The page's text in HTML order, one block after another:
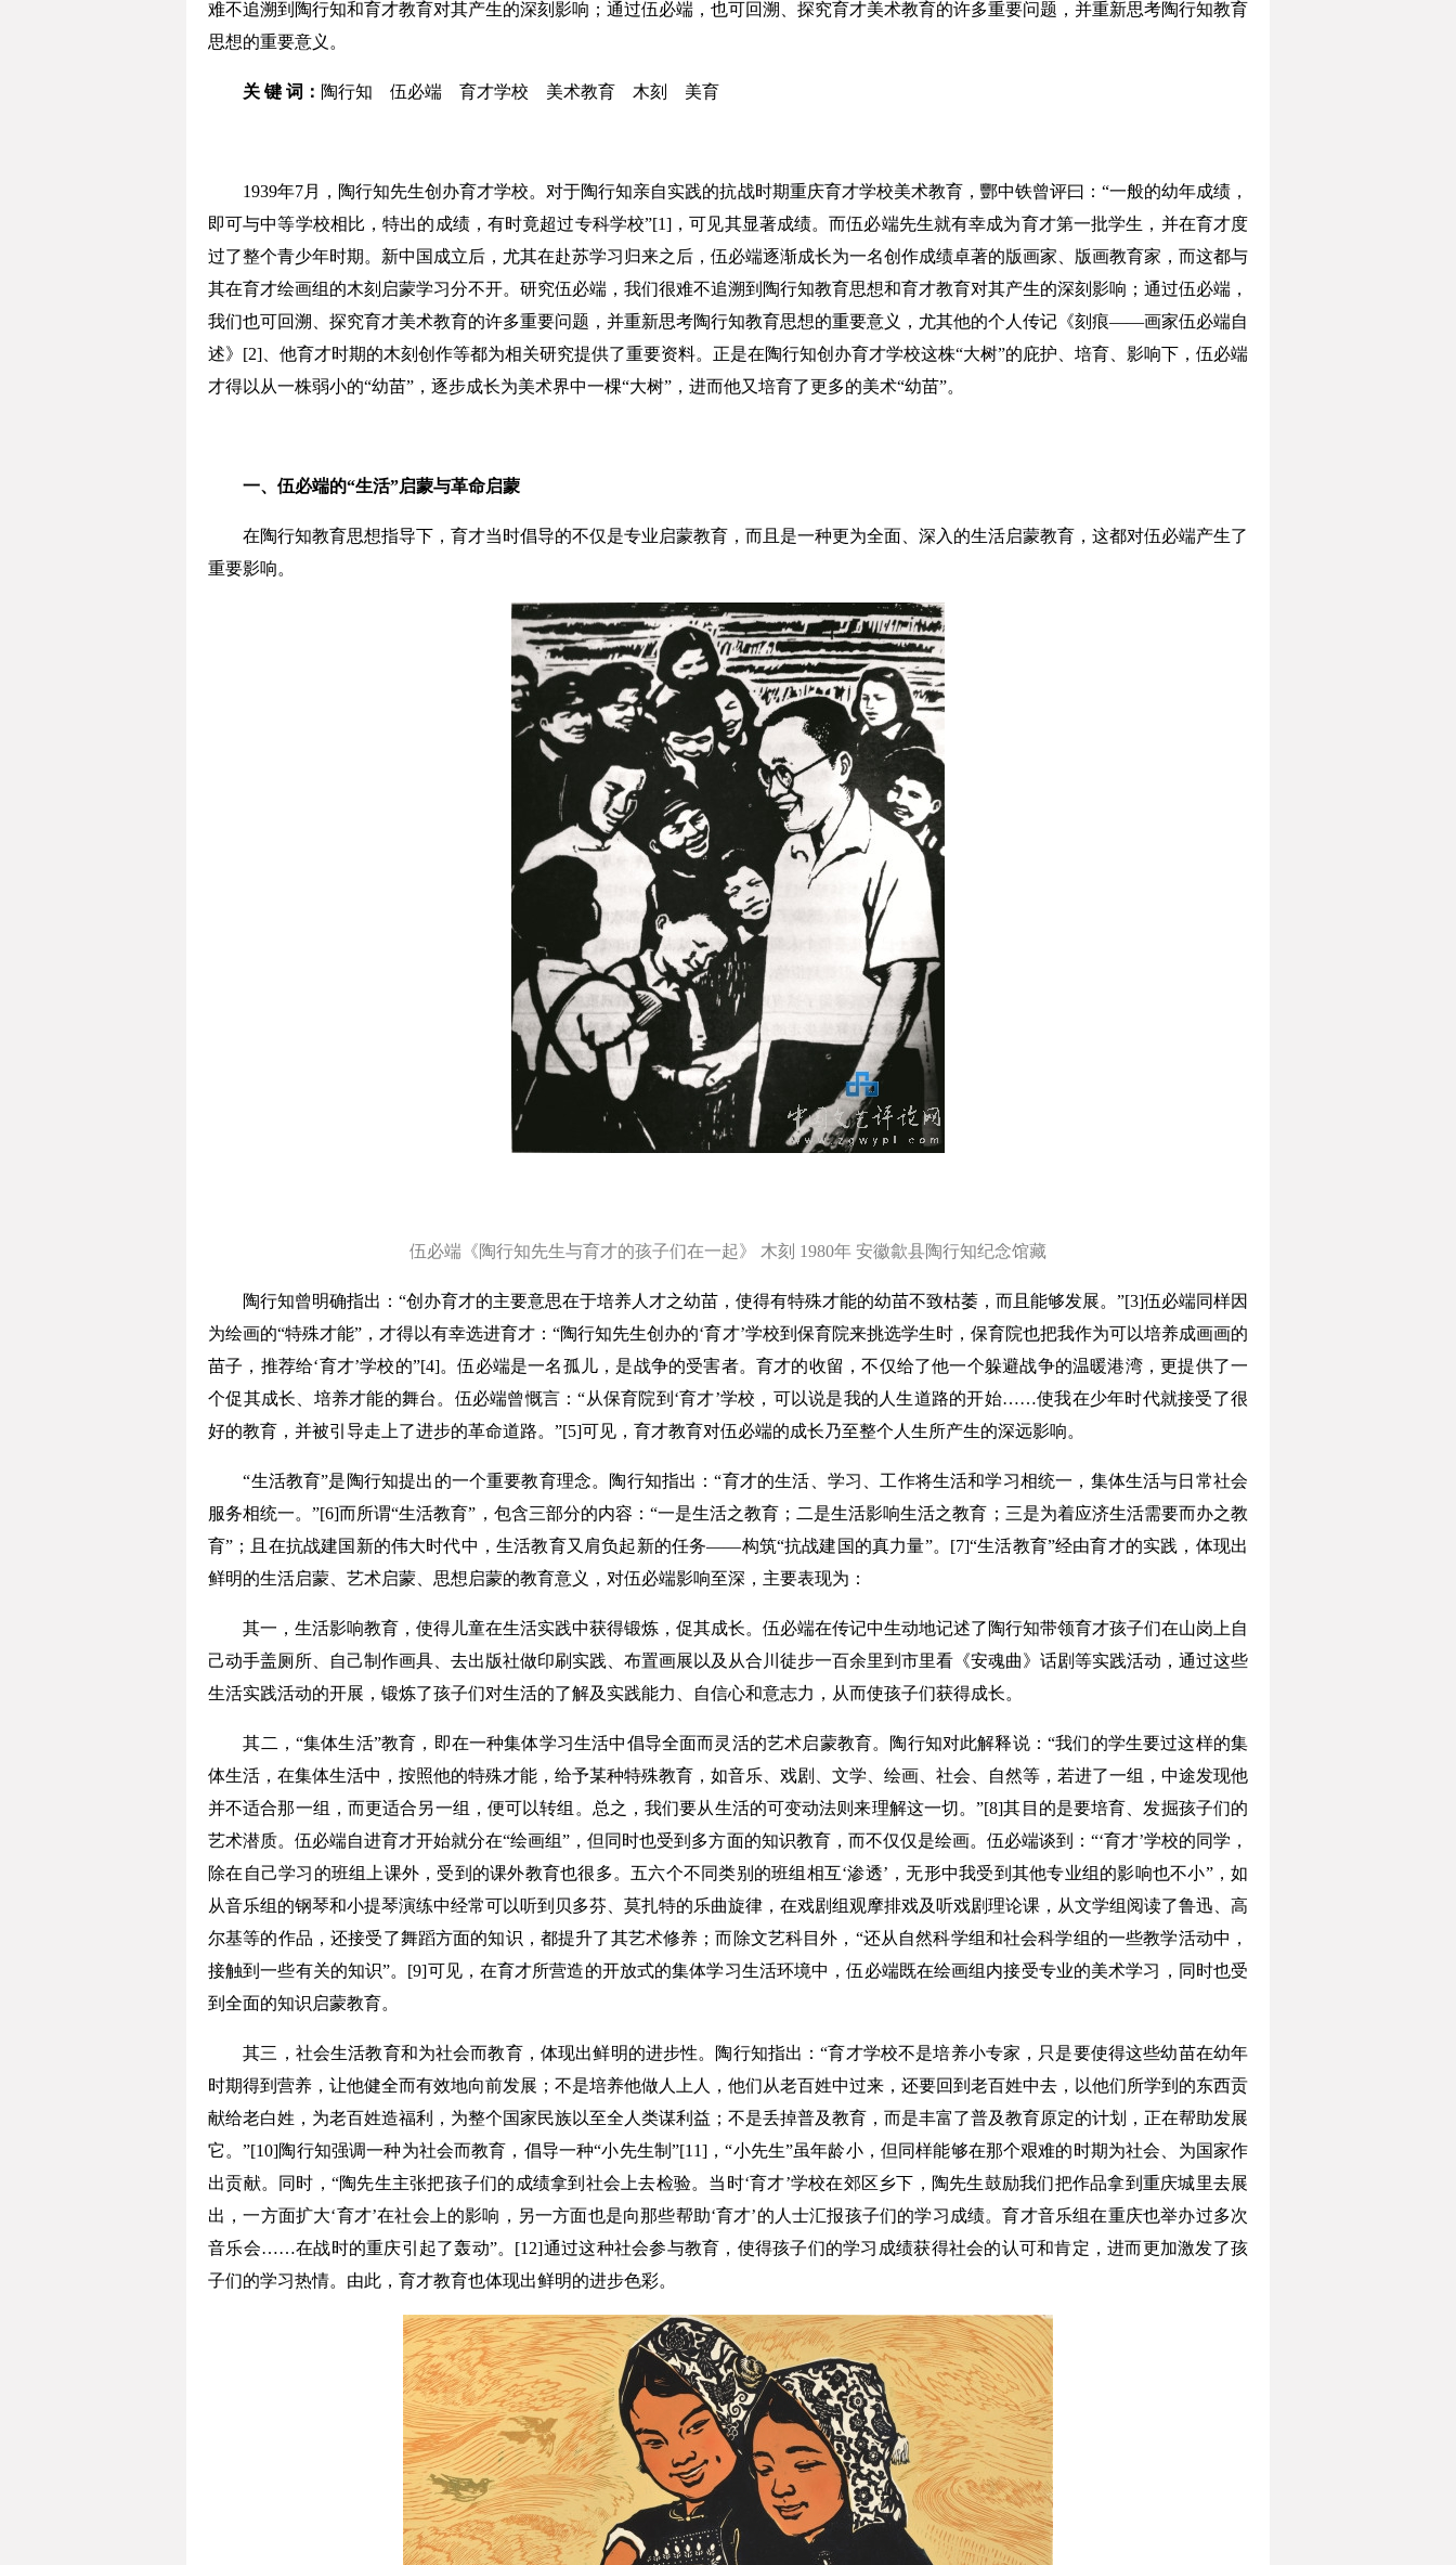
难不追溯到陶行知和育才教育对其产生的深刻影响；通过伍必端，也可回溯、探究育才美术教育的许多重要问题，并重新思考陶行知教育
思想的重要意义。
关 键 词： 陶行知 伍必端 育才学校 美术教育 木刻 美育
1939年7月，陶行知先生创办育才学校。对于陶行知亲自实践的抗战时期重庆育才学校美术教育，酆中铁曾评曰：“一般的幼年成绩，
即可与中等学校相比，特出的成绩，有时竟超过专科学校”[1]，可见其显著成绩。而伍必端先生就有幸成为育才第一批学生，并在育才度
过了整个青少年时期。新中国成立后，尤其在赴苏学习归来之后，伍必端逐渐成长为一名创作成绩卓著的版画家、版画教育家，而这都与
其在育才绘画组的木刻启蒙学习分不开。研究伍必端，我们很难不追溯到陶行知教育思想和育才教育对其产生的深刻影响；通过伍必端，
我们也可回溯、探究育才美术教育的许多重要问题，并重新思考陶行知教育思想的重要意义，尤其他的个人传记《刻痕——画家伍必端自
述》[2]、他育才时期的木刻创作等都为相关研究提供了重要资料。正是在陶行知创办育才学校这株“大树”的庇护、培育、影响下，伍必端
才得以从一株弱小的“幼苗”，逐步成长为美术界中一棵“大树”，进而他又培育了更多的美术“幼苗”。
一、伍必端的“生活”启蒙与革命启蒙
在陶行知教育思想指导下，育才当时倡导的不仅是专业启蒙教育，而且是一种更为全面、深入的生活启蒙教育，这都对伍必端产生了
重要影响。
伍必端《陶行知先生与育才的孩子们在一起》 木刻 1980年 安徽歙县陶行知纪念馆藏
陶行知曾明确指出：“创办育才的主要意思在于培养人才之幼苗，使得有特殊才能的幼苗不致枯萎，而且能够发展。”[3]伍必端同样因
为绘画的“特殊才能”，才得以有幸选进育才：“陶行知先生创办的‘育才’学校到保育院来挑选学生时，保育院也把我作为可以培养成画画的
苗子，推荐给‘育才’学校的”[4]。伍必端是一名孤儿，是战争的受害者。育才的收留，不仅给了他一个躲避战争的温暖港湾，更提供了一
个促其成长、培养才能的舞台。伍必端曾慨言：“从保育院到‘育才’学校，可以说是我的人生道路的开始……使我在少年时代就接受了很
好的教育，并被引导走上了进步的革命道路。”[5]可见，育才教育对伍必端的成长乃至整个人生所产生的深远影响。
“生活教育”是陶行知提出的一个重要教育理念。陶行知指出：“育才的生活、学习、工作将生活和学习相统一，集体生活与日常社会
服务相统一。”[6]而所谓“生活教育”，包含三部分的内容：“一是生活之教育；二是生活影响生活之教育；三是为着应济生活需要而办之教
育”；且在抗战建国新的伟大时代中，生活教育又肩负起新的任务——构筑“抗战建国的真力量”。[7]“生活教育”经由育才的实践，体现出
鲜明的生活启蒙、艺术启蒙、思想启蒙的教育意义，对伍必端影响至深，主要表现为：
其一，生活影响教育，使得儿童在生活实践中获得锻炼，促其成长。伍必端在传记中生动地记述了陶行知带领育才孩子们在山岗上自
己动手盖厕所、自己制作画具、去出版社做印刷实践、布置画展以及从合川徒步一百余里到市里看《安魂曲》话剧等实践活动，通过这些
生活实践活动的开展，锻炼了孩子们对生活的了解及实践能力、自信心和意志力，从而使孩子们获得成长。
其二，“集体生活”教育，即在一种集体学习生活中倡导全面而灵活的艺术启蒙教育。陶行知对此解释说：“我们的学生要过这样的集
体生活，在集体生活中，按照他的特殊才能，给予某种特殊教育，如音乐、戏剧、文学、绘画、社会、自然等，若进了一组，中途发现他
并不适合那一组，而更适合另一组，便可以转组。总之，我们要从生活的可变动法则来理解这一切。”[8]其目的是要培育、发掘孩子们的
艺术潜质。伍必端自进育才开始就分在“绘画组”，但同时也受到多方面的知识教育，而不仅仅是绘画。伍必端谈到：“‘育才’学校的同学，
除在自己学习的班组上课外，受到的课外教育也很多。五六个不同类别的班组相互‘渗透’，无形中我受到其他专业组的影响也不小”，如
从音乐组的钢琴和小提琴演练中经常可以听到贝多芬、莫扎特的乐曲旋律，在戏剧组观摩排戏及听戏剧理论课，从文学组阅读了鲁迅、高
尔基等的作品，还接受了舞蹈方面的知识，都提升了其艺术修养；而除文艺科目外，“还从自然科学组和社会科学组的一些教学活动中，
接触到一些有关的知识”。[9]可见，在育才所营造的开放式的集体学习生活环境中，伍必端既在绘画组内接受专业的美术学习，同时也受
到全面的知识启蒙教育。
其三，社会生活教育和为社会而教育，体现出鲜明的进步性。陶行知指出：“育才学校不是培养小专家，只是要使得这些幼苗在幼年
时期得到营养，让他健全而有效地向前发展；不是培养他做人上人，他们从老百姓中过来，还要回到老百姓中去，以他们所学到的东西贡
献给老白姓，为老百姓造福利，为整个国家民族以至全人类谋利益；不是丢掉普及教育，而是丰富了普及教育原定的计划，正在帮助发展
它。”[10]陶行知强调一种为社会而教育，倡导一种“小先生制”[11]，“小先生”虽年龄小，但同样能够在那个艰难的时期为社会、为国家作
出贡献。同时，“陶先生主张把孩子们的成绩拿到社会上去检验。当时‘育才’学校在郊区乡下，陶先生鼓励我们把作品拿到重庆城里去展
出，一方面扩大‘育才’在社会上的影响，另一方面也是向那些帮助‘育才’的人士汇报孩子们的学习成绩。育才音乐组在重庆也举办过多次
音乐会……在战时的重庆引起了轰动”。[12]通过这种社会参与教育，使得孩子们的学习成绩获得社会的认可和肯定，进而更加激发了孩
子们的学习热情。由此，育才教育也体现出鲜明的进步色彩。